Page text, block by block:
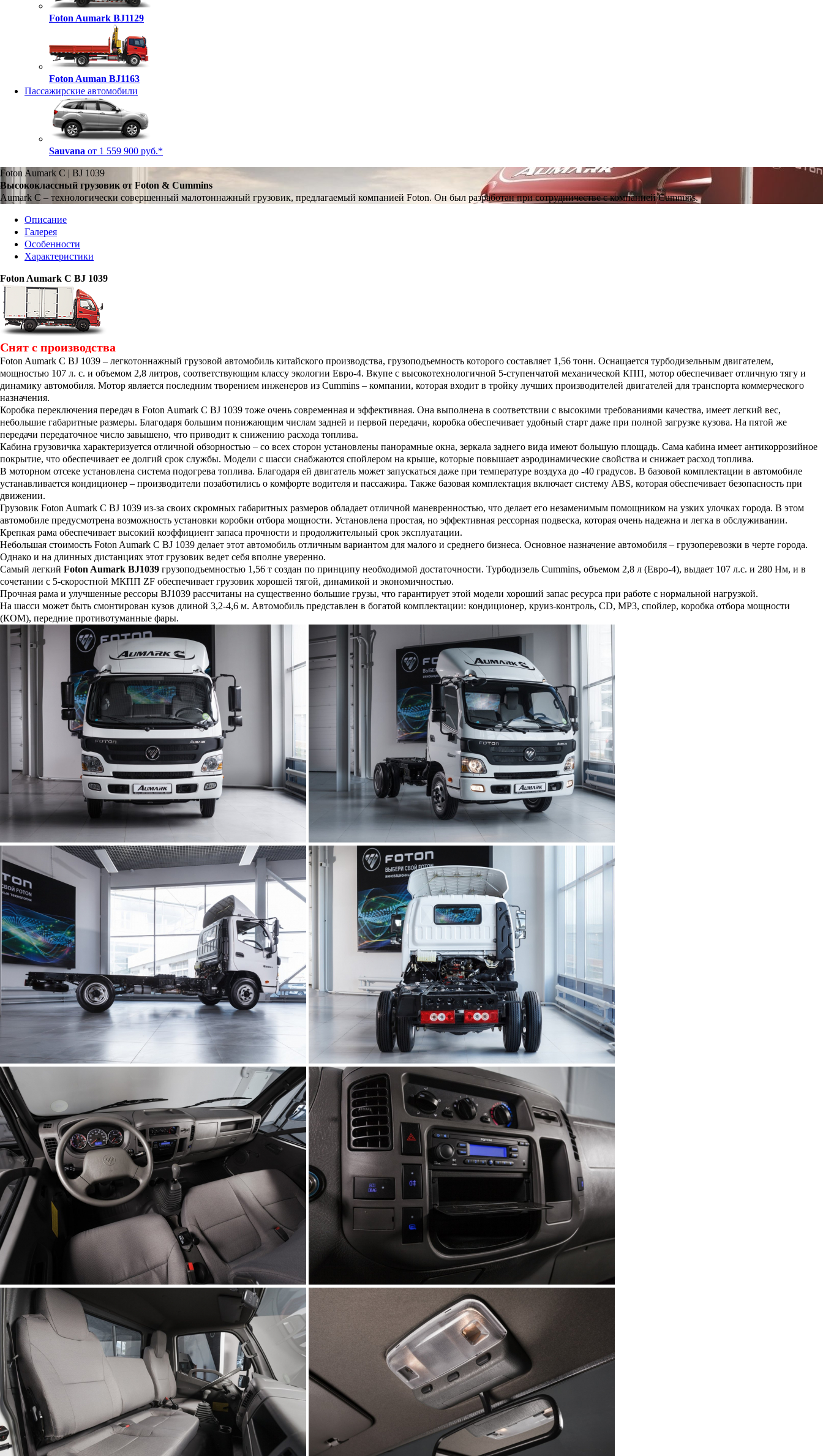
Foton Aumark BJ1129
Foton Auman BJ1163
Пассажирские автомобили
Sauvana от 1 559 900 руб.*
Foton Aumark C | BJ 1039
Высококлассный грузовик от Foton & Cummins
Aumark C – технологически совершенный малотоннажный грузовик, предлагаемый компанией Foton. Он был разработан при сотрудничестве с компанией Cummins.
Описание
Галерея
Особенности
Характеристики
Foton Aumark C BJ 1039
Cнят с производства
Foton Aumark C BJ 1039 – легкотоннажный грузовой автомобиль китайского производства, грузоподъемность которого составляет 1,56 тонн. Оснащается турбодизельным двигателем,
мощностью 107 л. с. и объемом 2,8 литров, соответствующим классу экологии Евро-4. Вкупе с высокотехнологичной 5-ступенчатой механической КПП, мотор обеспечивает отличную тягу и
динамику автомобиля. Мотор является последним творением инженеров из Cummins – компании, которая входит в тройку лучших производителей двигателей для транспорта коммерческого
назначения.
Коробка переключения передач в Foton Aumark C BJ 1039 тоже очень современная и эффективная. Она выполнена в соответствии с высокими требованиями качества, имеет легкий вес,
небольшие габаритные размеры. Благодаря большим понижающим числам задней и первой передачи, коробка обеспечивает удобный старт даже при полной загрузке кузова. На пятой же
передачи передаточное число завышено, что приводит к снижению расхода топлива.
Кабина грузовичка характеризуется отличной обзорностью – со всех сторон установлены панорамные окна, зеркала заднего вида имеют большую площадь. Сама кабина имеет антикоррозийное
покрытие, что обеспечивает ее долгий срок службы. Модели с шасси снабжаются спойлером на крыше, которые повышает аэродинамические свойства и снижает расход топлива.
В моторном отсеке установлена система подогрева топлива. Благодаря ей двигатель может запускаться даже при температуре воздуха до -40 градусов. В базовой комплектации в автомобиле
устанавливается кондиционер – производители позаботились о комфорте водителя и пассажира. Также базовая комплектация включает систему ABS, которая обеспечивает безопасность при
движении.
Грузовик Foton Aumark C BJ 1039 из-за своих скромных габаритных размеров обладает отличной маневренностью, что делает его незаменимым помощником на узких улочках города. В этом
автомобиле предусмотрена возможность установки коробки отбора мощности. Установлена простая, но эффективная рессорная подвеска, которая очень надежна и легка в обслуживании.
Крепкая рама обеспечивает высокий коэффициент запаса прочности и продолжительный срок эксплуатации.
Небольшая стоимость Foton Aumark C BJ 1039 делает этот автомобиль отличным вариантом для малого и среднего бизнеса. Основное назначение автомобиля – грузоперевозки в черте города.
Однако и на длинных дистанциях этот грузовик ведет себя вполне уверенно.
Самый легкий Foton Aumark BJ1039 грузоподъемностью 1,56 т создан по принципу необходимой достаточности. Турбодизель Cummins, объемом 2,8 л (Евро-4), выдает 107 л.с. и 280 Нм, и в
сочетании с 5-скоростной МКПП ZF обеспечивает грузовик хорошей тягой, динамикой и экономичностью.
Прочная рама и улучшенные рессоры BJ1039 рассчитаны на существенно большие грузы, что гарантирует этой модели хороший запас ресурса при работе с нормальной нагрузкой.
На шасси может быть смонтирован кузов длиной 3,2-4,6 м. Автомобиль представлен в богатой комплектации: кондиционер, круиз-контроль, CD, MP3, спойлер, коробка отбора мощности
(КОМ), передние противотуманные фары.